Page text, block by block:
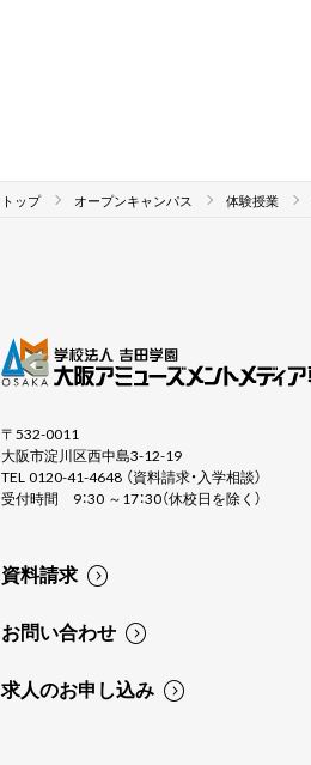
トップ オープンキャンパス 体験授業
〒532-0011
大阪市淀川区西中島3-12-19
TEL 0120-41-4648 （資料請求・入学相談）
受付時間 9：30 ～17：30（休校日を除く）
資料請求
お問い合わせ
求人のお申し込み